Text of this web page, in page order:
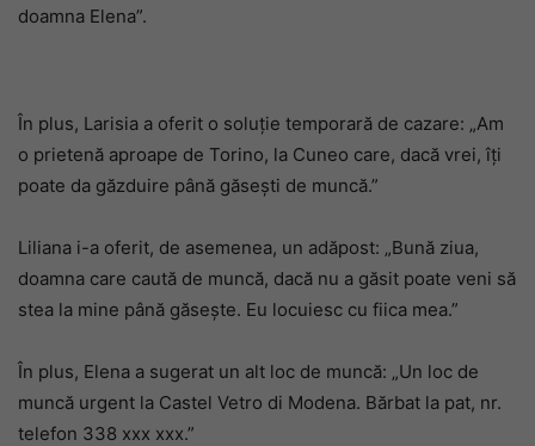
doamna Elena”.
În plus, Larisia a oferit o soluție temporară de cazare: „Am
o prietenă aproape de Torino, la Cuneo care, dacă vrei, îți
poate da găzduire până găsești de muncă.”
Liliana i-a oferit, de asemenea, un adăpost: „Bună ziua,
doamna care caută de muncă, dacă nu a găsit poate veni să
stea la mine până găsește. Eu locuiesc cu fiica mea.”
În plus, Elena a sugerat un alt loc de muncă: „Un loc de
muncă urgent la Castel Vetro di Modena. Bărbat la pat, nr.
telefon 338 xxx xxx.”